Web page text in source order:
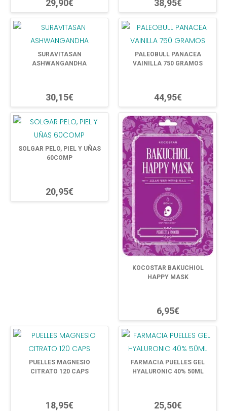
29,90€ 38,95€
SURAVITASAN
ASHWANGANDHA
30,15€
PALEOBULL PANACEA
VAINILLA 750 GRAMOS
44,95€
SOLGAR PELO, PIEL Y UÑAS
60COMP
20,95€
KOCOSTAR BAKUCHIOL
HAPPY MASK
6,95€
PUELLES MAGNESIO
CITRATO 120 CAPS
18,95€
FARMACIA PUELLES GEL
HYALURONIC 40% 50ML
25,50€